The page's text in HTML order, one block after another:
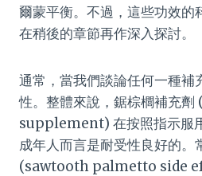
爾蒙平衡。不過，這些功效的
在稍後的章節再作深入探討。
通常，當我們談論任何一種補
性。整體來說，鋸棕櫚補充
supplement) 在按照指示服
成年人而言是耐受性良好的。
(sawtooth palmetto side